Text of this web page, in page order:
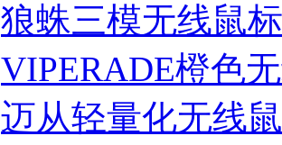
狼蛛三模无线鼠
VIPERADE橙色
迈从轻量化无线